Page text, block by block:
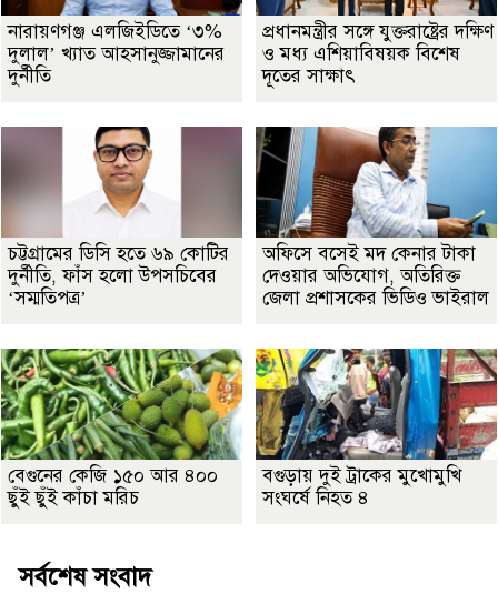
নারায়ণগঞ্জ এলজিইডিতে ‘৩%
দুলাল’ খ্যাত আহসানুজ্জামানের
দুর্নীতি
প্রধানমন্ত্রীর সঙ্গে যুক্তরাষ্ট্রের দক্ষিণ
ও মধ্য এশিয়াবিষয়ক বিশেষ
দূতের সাক্ষাৎ
চট্টগ্রামের ডিসি হতে ৬৯ কোটির
দুর্নীতি, ফাঁস হলো উপসচিবের
‘সম্মতিপত্র’
অফিসে বসেই মদ কেনার টাকা
দেওয়ার অভিযোগ, অতিরিক্ত
জেলা প্রশাসকের ভিডিও ভাইরাল
বেগুনের কেজি ১৫০ আর ৪০০
ছুঁই ছুঁই কাঁচা মরিচ
বগুড়ায় দুই ট্রাকের মুখোমুখি
সংঘর্ষে নিহত ৪
সর্বশেষ সংবাদ